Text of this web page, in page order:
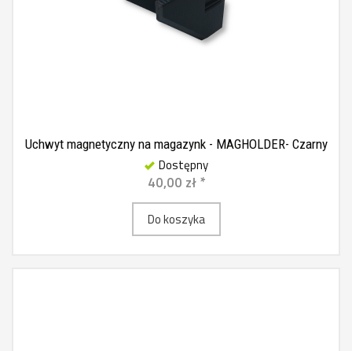
Uchwyt magnetyczny na magazynk - MAGHOLDER- Czarny
Dostępny
40,00 zł *
Do koszyka